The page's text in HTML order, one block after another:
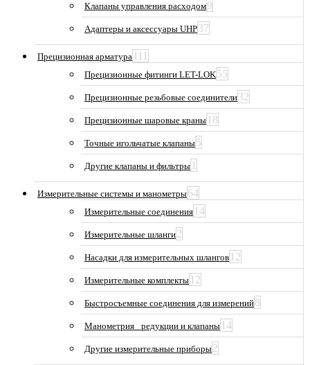
Клапаны управления расходом9
Адаптеры и аксессуары UHP37
Прецизионная арматура 111
Прецизионные фитинги LET-LOK55
Прецизионные резьбовые соединители32
Прецизионные шаровые краны 18
Точные игольчатые клапаны5
Другие клапаны и фильтры 1
Измерительные системы и манометры64
Измерительные соединения 14
Измерительные шланги2
Насадки для измерительных шлангов 12
Измерительные комплекты 12
Быстросъемные соединения для измерений8
Манометрия_ редукции и клапаны 14
Другие измерительные приборы2